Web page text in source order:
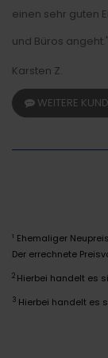
einen sehr guten
und Büros angeht."
Karsten Z.
WEITERE
1 Ehemaliger
Der errechnete
2 Hierbei handelt es
3 Hierbei handelt es